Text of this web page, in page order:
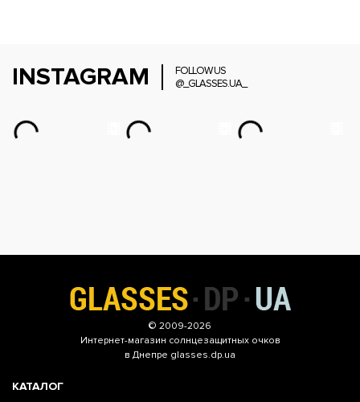
INSTAGRAM
FOLLOW US
@_GLASSES.UA_
© 2009-2026
Интернет-магазин солнцезащитных очков
в Днепре glasses.dp.ua
КАТАЛОГ